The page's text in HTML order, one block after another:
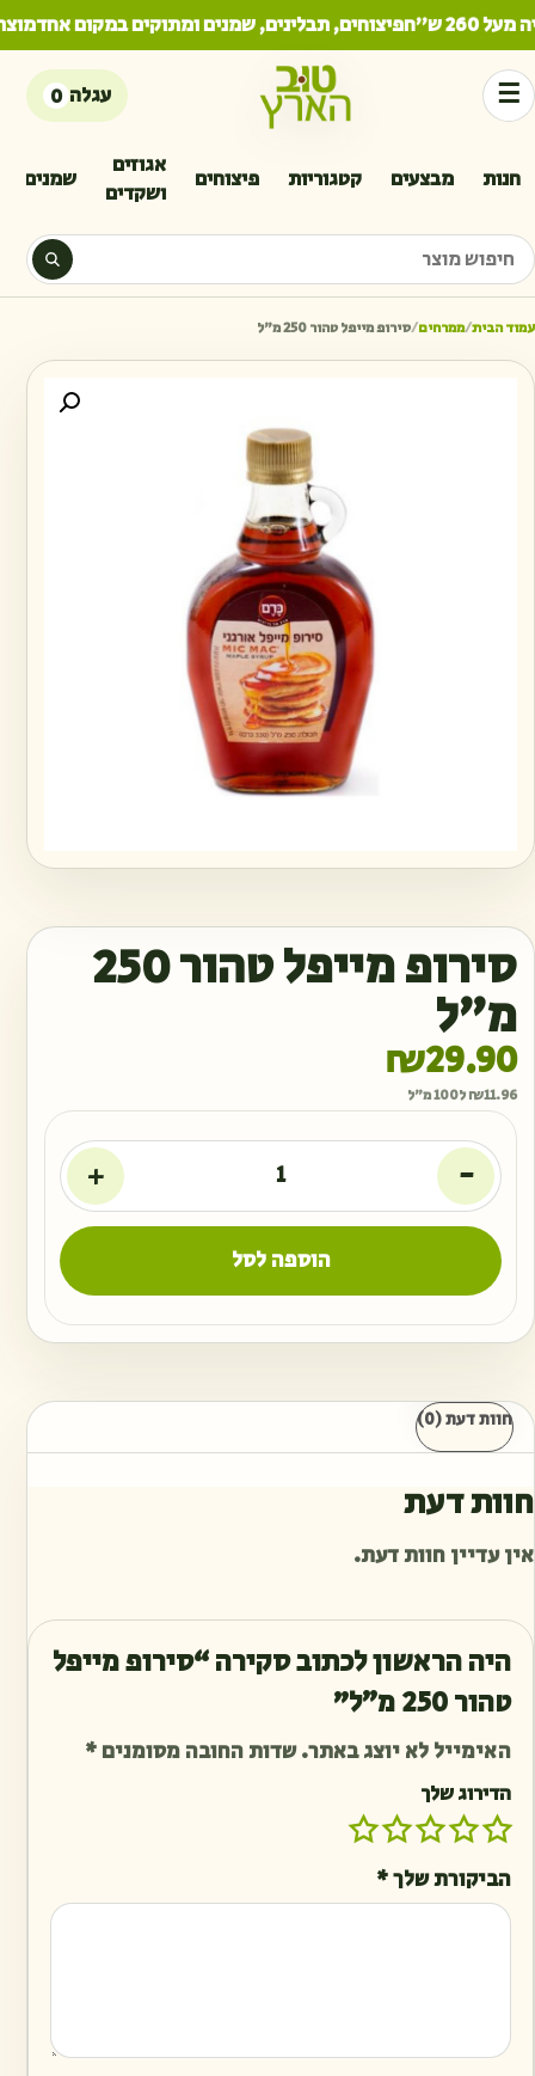
ש"ח פיצוחים, תבלינים, שמנים ומתוקים במקום אחד
☰
חנות מבצעים קטגוריות פיצוחים
אגוזים
ושקדים
שמנים
חיפוש מוצר
עגלה 0
עמוד הבית/ממרחים/סירופ מייפל טהור 250 מ״ל
סירופ מייפל טהור 250
מ״ל
₪29.90
₪11.96 ל100 מ"ל
-
+
הוספה לסל
חוות דעת (0)
חוות דעת
אין עדיין חוות דעת.
היה הראשון לכתוב סקירה “סירופ מייפל
טהור 250 מ״ל”
האימייל לא יוצג באתר.שדות החובה מסומנים*
הדירוג שלך
הביקורת שלך*